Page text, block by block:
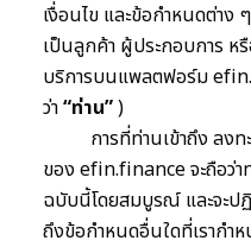
เงื่อนไข และข้อกำหนดต่า
เป็นลูกค้า ผู้ประกอบการ ห
บริการบนแพลตฟอร์ม
ว่า“ท่าน”)
การที่ท่านเข้าถึง ลง
ของ efin.finance จะถือว่
ฉบับนี้โดยสมบูรณ์ และจะป
ถึงข้อกำหนดอื่นใดที่เรากำห